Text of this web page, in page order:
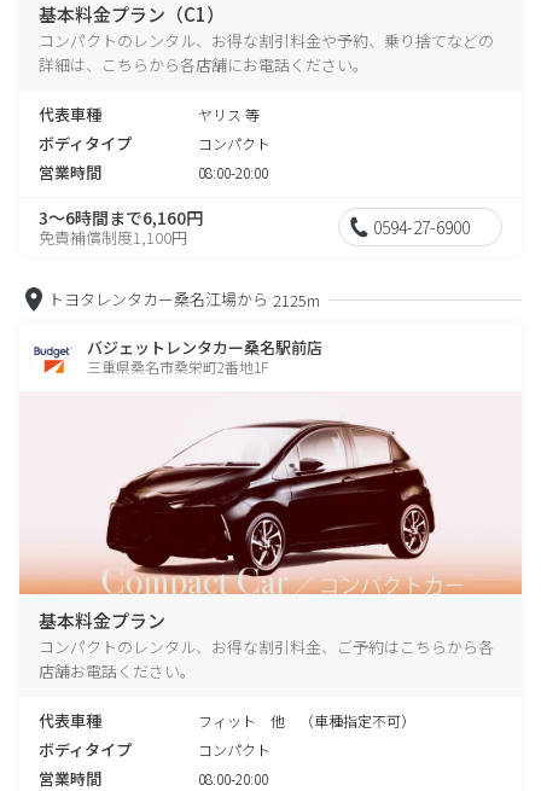
基本料金プラン（C1）
コンパクトのレンタル、お得な割引料金や予約、乗り捨てなどの
詳細は、こちらから各店舗にお電話ください。
代表車種 ヤリス 等
ボディタイプ コンパクト
営業時間 08:00-20:00
3～6時間まで6,160円
免責補償制度1,100円 0594-27-6900
トヨタレンタカー桑名江場から 2125m
バジェットレンタカー桑名駅前店
三重県桑名市桑栄町2番地1F
基本料金プラン
コンパクトのレンタル、お得な割引料金、ご予約はこちらから各
店舗お電話ください。
代表車種 フィット 他 （車種指定不可）
ボディタイプ コンパクト
営業時間 08:00-20:00